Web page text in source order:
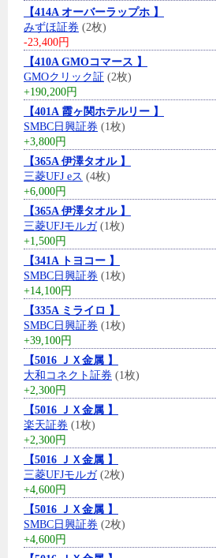
【414A オーバーラップホ 】
みずほ証券 (2枚)
-23,400円
【410A GMOコマース 】
GMOクリック証 (2枚)
+190,200円
【401A 霞ヶ関ホテルリー 】
SMBC日興証券 (1枚)
+3,800円
【365A 伊澤タオル 】
三菱UFJ eス (4枚)
+6,000円
【365A 伊澤タオル 】
三菱UFJモルガ(1枚)
+1,500円
【341A トヨコー 】
SMBC日興証券 (1枚)
+14,100円
【335A ミライロ 】
SMBC日興証券 (1枚)
+39,100円
【5016 ＪＸ金属 】
大和コネクト証券 (1枚)
+2,300円
【5016 ＪＸ金属 】
楽天証券 (1枚)
+2,300円
【5016 ＪＸ金属 】
三菱UFJモルガ(2枚)
+4,600円
【5016 ＪＸ金属 】
SMBC日興証券 (2枚)
+4,600円